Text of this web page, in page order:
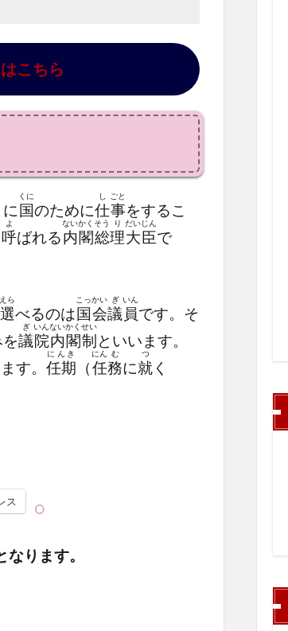
こちら
国
くに
のために仕
し
事
ごと
をするこ
呼
よ
ばれる内
ない
閣
かく
総
そう
理
り
大
だい
臣
じん
で
選
えら
べるのは国
こっ
会
かい
議
ぎ
員
いん
です。そ
議
ぎ
院
いん
内
ない
閣
かく
制
せい
といいます。
す。 任期
にんき
（任
にん
務
む
に就
つ
く
ス
ります。